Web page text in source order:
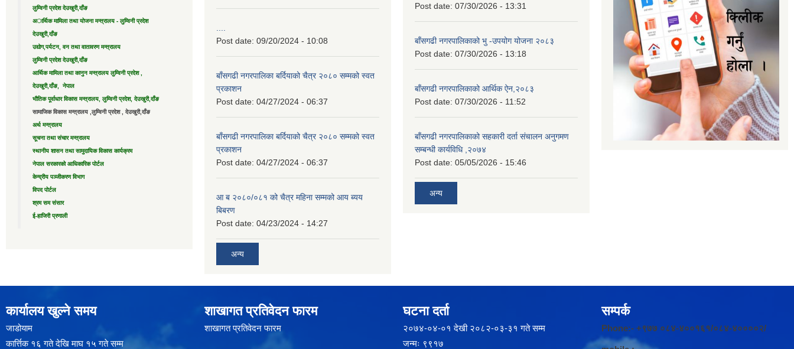
लुम्विनी प्रदेश देउखुरी,दाँङ
अार्थिक मामिला तथा योजना मन्त्रालय - लुम्विनी प्रदेश
देउखुरी,दाँङ
उद्याेग,पर्यटन, वन तथा वातावरण मन्त्रालय
लुम्विनी प्रदेश देउखुरी,दाँङ
आर्थिक मामिला तथा कानुन मन्त्रालय लुम्विनी प्रदेश ,
देउखुरी,दाँङ, नेपाल
भौतिक पूर्वाधार विकास मन्त्रालय, लुम्विनी प्रदेश, देउखुरी,दाँङ
सामाजिक विकास मन्त्रालय ,लुम्विनी प्रदेश , देउखुरी,दाँङ
अर्थ मन्त्रालय
सूचना तथा संचार मन्त्रालय
स्थानीय शासन तथा सामुदायिक विकास कार्यक्रम
नेपाल सरकारको आधिकारिक पोर्टल
केन्द्रीय पञ्जीकरण विभाग
विपद पोर्टल
श्रम सम संसार
ई-हाजिरी प्रणाली
Post date: 09/20/2024 - 10:08
बाँसगढी नगरपालिका बर्दियाको चैत्र २०८० सम्मको स्वत
प्रकाशन
Post date: 04/27/2024 - 06:37
बाँसगढी नगरपालिका बर्दियाको चैत्र २०८० सम्मको स्वत
प्रकाशन
Post date: 04/27/2024 - 06:37
आ ब २०८०/०८१ को चैत्र महिना सम्मको आय ब्यय
बिबरण
Post date: 04/23/2024 - 14:27
अन्य
Post date: 07/30/2026 - 13:31
बाँसगढी नगरपालिकाको भु -उपयोग योजना २०८३
Post date: 07/30/2026 - 13:18
बाँसगढी नगरपालिकाको आर्थिक ऐन,२०८३
Post date: 07/30/2026 - 11:52
बाँसगढी नगरपालिकाको सहकारी दर्ता संचालन अनुगमण
सम्बन्धी कार्यविधि ,२०७४
Post date: 05/05/2026 - 15:46
अन्य
कार्यालय खुल्ने समय
जाडोयाम
कार्त्तिक १६ गते देखि माघ १५ गते सम्म
शाखागत प्रतिवेदन फारम
शाखागत प्रतिवेदन फारम
घटना दर्ता
२‍०७४-०४-०१ देखी २०८२-०३-३१ गते सम्म
जन्मः ९९१७
सम्पर्क
Phone:- +९७७ ०८४-४००१६१/०८४-४००००२/